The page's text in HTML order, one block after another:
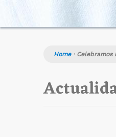
Home· Celebramos